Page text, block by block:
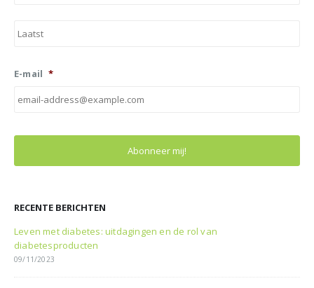
E-mail *
RECENTE BERICHTEN
Leven met diabetes: uitdagingen en de rol van
diabetesproducten
09/11/2023